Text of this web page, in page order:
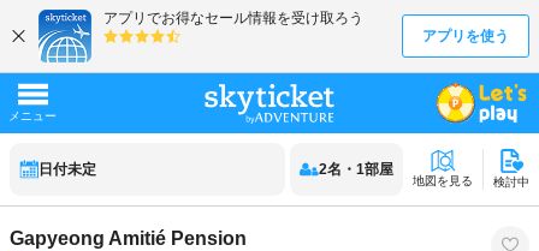
日付未定 2名 ・ 1部屋
地図を見る 検討中
Gapyeong Amitié Pension